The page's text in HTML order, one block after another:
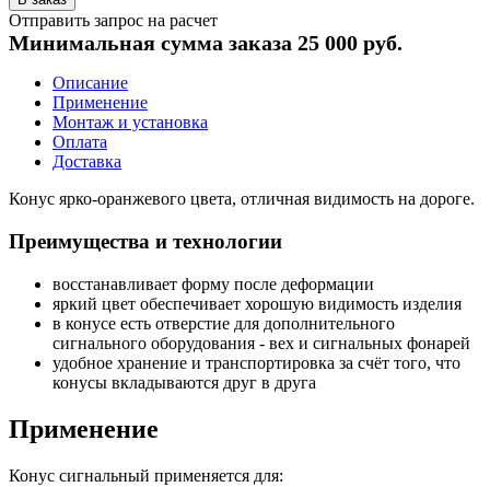
Отправить запрос на расчет
Минимальная сумма заказа 25 000 руб.
Описание
Применение
Монтаж и установка
Оплата
Доставка
Конус ярко-оранжевого цвета, отличная видимость на дороге.
Преимущества и технологии
восстанавливает форму после деформации
яркий цвет обеспечивает хорошую видимость изделия
в конусе есть отверстие для дополнительного
сигнального оборудования - вех и сигнальных фонарей
удобное хранение и транспортировка за счёт того, что
конусы вкладываются друг в друга
Применение
Конус сигнальный применяется для: